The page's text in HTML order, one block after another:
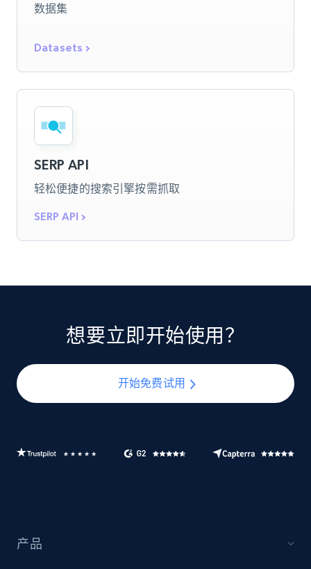
数据集
Datasets
SERP API
轻松便捷的搜索引擎按需抓取
SERP API
想要立即开始使用？
开始免费试用
产品